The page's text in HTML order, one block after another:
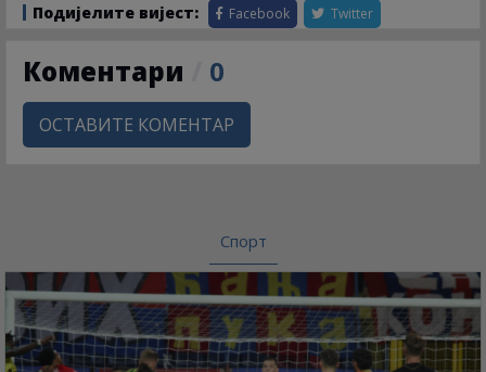
Подијелите вијест: Facebook Twitter
Коментари 0
ОСТАВИТЕ КОМЕНТАР
Спорт